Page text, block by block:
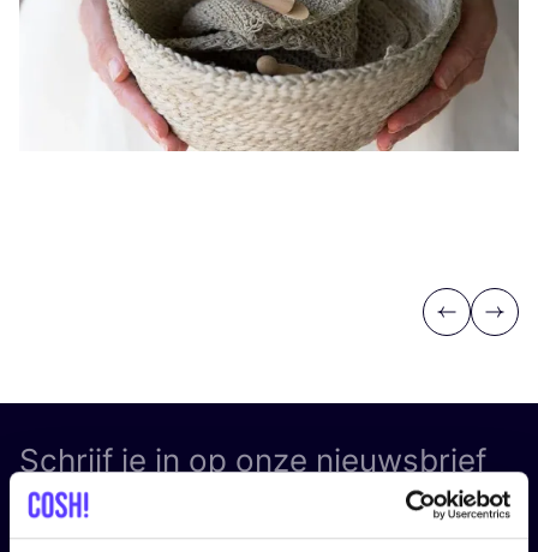
Previous
Next
Schrijf je in op onze nieuwsbrief
en blijf op de hoogte!